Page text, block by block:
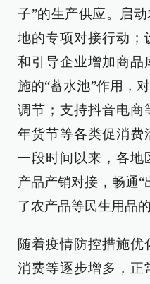
子”的生产供应。启
地的专项对接行动；
和引导企业增加商品
施的“蓄水池”作用，
调节；支持抖音电商
年货节等各类促消
一段时间以来，各地
产品产销对接，畅通
了农产品等民生用品
随着疫情防控措施优
消费等逐步增多，正